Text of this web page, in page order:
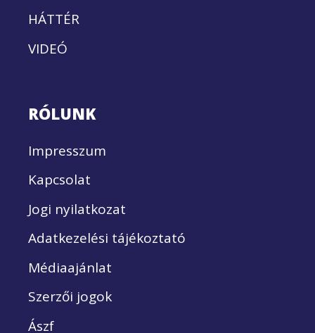
HÁTTÉR
VIDEÓ
RÓLUNK
Impresszum
Kapcsolat
Jogi nyilatkozat
Adatkezelési tájékoztató
Médiaajánlat
Szerzői jogok
Ászf